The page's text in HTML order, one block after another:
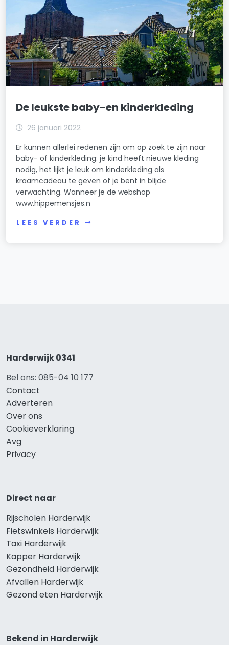
De leukste baby-en kinderkleding
26 januari 2022
Er kunnen allerlei redenen zijn om op zoek te zijn naar
baby- of kinderkleding: je kind heeft nieuwe kleding
nodig, het lijkt je leuk om kinderkleding als
kraamcadeau te geven of je bent in blijde
verwachting. Wanneer je de webshop
www.hippemensjes.n
LEES VERDER
Harderwijk 0341
Bel ons: 085-04 10 177
Contact
Adverteren
Over ons
Cookieverklaring
Avg
Privacy
Direct naar
Rijscholen Harderwijk
Fietswinkels Harderwijk
Taxi Harderwijk
Kapper Harderwijk
Gezondheid Harderwijk
Afvallen Harderwijk
Gezond eten Harderwijk
Bekend in Harderwijk